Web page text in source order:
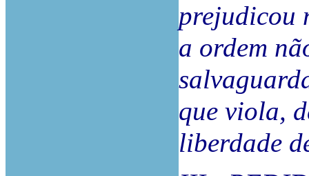
prejudicou
a ordem
que viola,
liberdade